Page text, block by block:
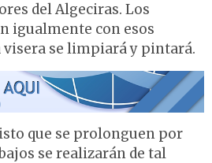
del Algeciras. Los
igualmente con esos
visera se limpiará y pintará.
que se prolonguen por
se realizarán de tal